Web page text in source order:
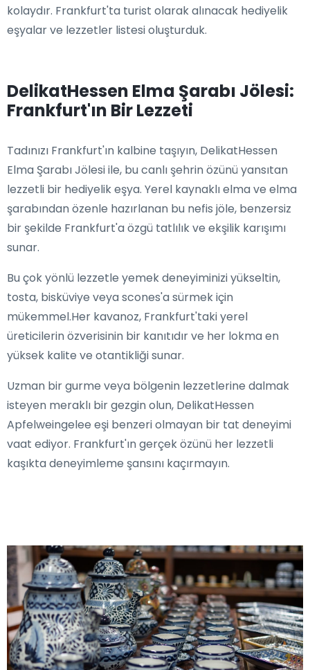
kolaydır. Frankfurt'ta turist olarak alınacak hediyelik
eşyalar ve lezzetler listesi oluşturduk.
DelikatHessen Elma Şarabı Jölesi:
Frankfurt'ın Bir Lezzeti
Tadınızı Frankfurt'ın kalbine taşıyın, DelikatHessen
Elma Şarabı Jölesi ile, bu canlı şehrin özünü yansıtan
lezzetli bir hediyelik eşya. Yerel kaynaklı elma ve elma
şarabından özenle hazırlanan bu nefis jöle, benzersiz
bir şekilde Frankfurt'a özgü tatlılık ve ekşilik karışımı
sunar.
Bu çok yönlü lezzetle yemek deneyiminizi yükseltin,
tosta, bisküviye veya scones'a sürmek için
mükemmel.Her kavanoz, Frankfurt'taki yerel
üreticilerin özverisinin bir kanıtıdır ve her lokma en
yüksek kalite ve otantikliği sunar.
Uzman bir gurme veya bölgenin lezzetlerine dalmak
isteyen meraklı bir gezgin olun, DelikatHessen
Apfelweingelee eşi benzeri olmayan bir tat deneyimi
vaat ediyor. Frankfurt'ın gerçek özünü her lezzetli
kaşıkta deneyimleme şansını kaçırmayın.